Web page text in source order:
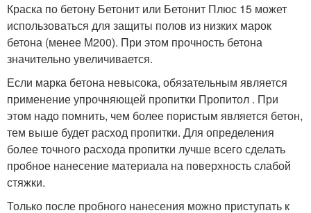
Краска по бетону Бетонит или Бетонит Плюс 15 может
использоваться для защиты полов из низких марок
бетона (менее М200). При этом прочность бетона
значительно увеличивается.
Если марка бетона невысока, обязательным является
применение упрочняющей пропитки Пропитол . При
этом надо помнить, чем более пористым является бетон,
тем выше будет расход пропитки. Для определения
более точного расхода пропитки лучше всего сделать
пробное нанесение материала на поверхность слабой
стяжки.
Только после пробного нанесения можно приступать к